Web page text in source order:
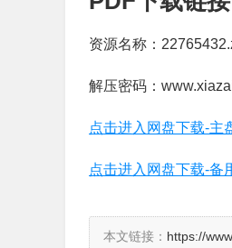
资源名称：
解压密码：
点击进入网盘下载-主
点击进入网盘下载-备
本文链接： https://